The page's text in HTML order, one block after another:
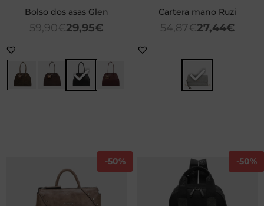
Bolso dos asas Glen
59,90€29,95€
Cartera mano Ruzi
54,87€27,44€
-50% -50%